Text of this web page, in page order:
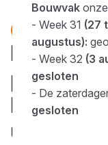
isolatie Blog
De
per
utiliteit
Bouwvakonze
- Week 31 (27
augustus):
- Week 32 (3
gesloten
- De
gesloten